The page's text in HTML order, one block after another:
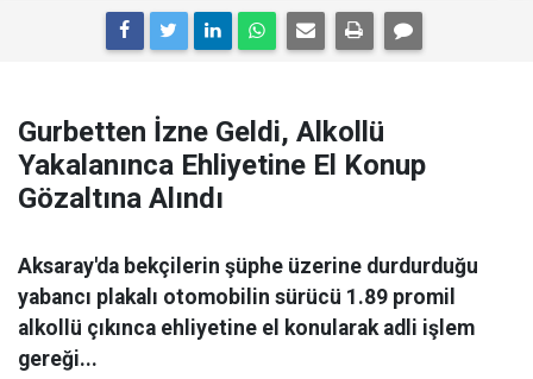
Gurbetten İzne Geldi, Alkollü
Yakalanınca Ehliyetine El Konup
Gözaltına Alındı
Aksaray'da bekçilerin şüphe üzerine durdurduğu
yabancı plakalı otomobilin sürücü 1.89 promil
alkollü çıkınca ehliyetine el konularak adli işlem
gereği...